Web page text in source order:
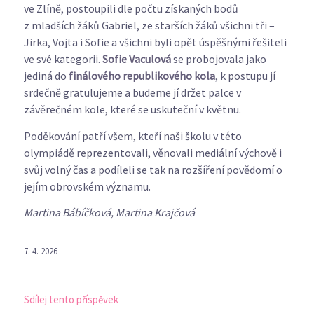
ve Zlíně, postoupili dle počtu získaných bodů
z mladších žáků Gabriel, ze starších žáků všichni tři –
Jirka, Vojta i Sofie a všichni byli opět úspěšnými řešiteli
ve své kategorii. Sofie Vaculováse probojovala jako
jediná do finálového republikového kola, k postupu jí
srdečně gratulujeme a budeme jí držet palce v
závěrečném kole, které se uskuteční v květnu.
Poděkování patří všem, kteří naši školu v této
olympiádě reprezentovali, věnovali mediální výchově i
svůj volný čas a podíleli se tak na rozšíření povědomí o
jejím obrovském významu.
Martina Bábíčková, Martina Krajčová
7. 4. 2026
Sdílej tento příspěvek